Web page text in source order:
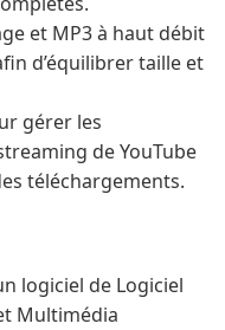
et MP3 à haut débit
d’équilibrer taille et
gérer les
de YouTube
téléchargements.
logiciel de Logiciel
Multimédia